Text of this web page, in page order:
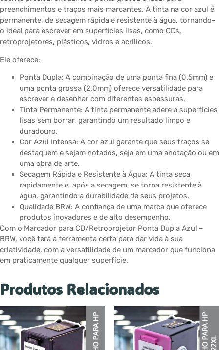
preenchimentos e traços mais marcantes. A tinta na cor azul é
permanente, de secagem rápida e resistente à água, tornando-
o ideal para escrever em superfícies lisas, como CDs,
retroprojetores, plásticos, vidros e acrílicos.
Ele oferece:
Ponta Dupla: A combinação de uma ponta fina (0.5mm) e
uma ponta grossa (2.0mm) oferece versatilidade para
escrever e desenhar com diferentes espessuras.
Tinta Permanente: A tinta permanente adere a superfícies
lisas sem borrar, garantindo um resultado limpo e
duradouro.
Cor Azul Intensa: A cor azul garante que seus traços se
destaquem e sejam notados, seja em uma anotação ou em
uma obra de arte.
Secagem Rápida e Resistente à Água: A tinta seca
rapidamente e, após a secagem, se torna resistente à
água, garantindo a durabilidade de seus projetos.
Qualidade BRW: A confiança de uma marca que oferece
produtos inovadores e de alto desempenho.
Com o Marcador para CD/Retroprojetor Ponta Dupla Azul –
BRW, você terá a ferramenta certa para dar vida à sua
criatividade, com a versatilidade de um marcador que funciona
em praticamente qualquer superfície.
Produtos Relacionados